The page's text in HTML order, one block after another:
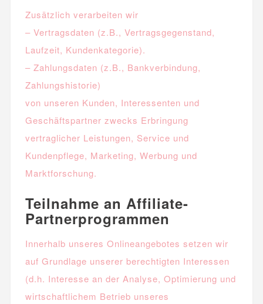
Zusätzlich verarbeiten wir
– Vertragsdaten (z.B., Vertragsgegenstand,
Laufzeit, Kundenkategorie).
– Zahlungsdaten (z.B., Bankverbindung,
Zahlungshistorie)
von unseren Kunden, Interessenten und
Geschäftspartner zwecks Erbringung
vertraglicher Leistungen, Service und
Kundenpflege, Marketing, Werbung und
Marktforschung.
Teilnahme an Affiliate-
Partnerprogrammen
Innerhalb unseres Onlineangebotes setzen wir
auf Grundlage unserer berechtigten Interessen
(d.h. Interesse an der Analyse, Optimierung und
wirtschaftlichem Betrieb unseres